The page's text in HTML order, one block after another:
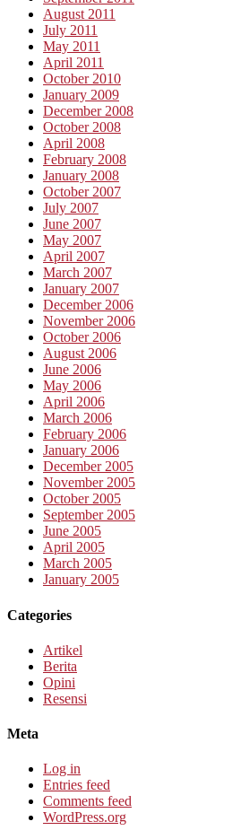
August 2011
July 2011
May 2011
April 2011
October 2010
January 2009
December 2008
October 2008
April 2008
February 2008
January 2008
October 2007
July 2007
June 2007
May 2007
April 2007
March 2007
January 2007
December 2006
November 2006
October 2006
August 2006
June 2006
May 2006
April 2006
March 2006
February 2006
January 2006
December 2005
November 2005
October 2005
September 2005
June 2005
April 2005
March 2005
January 2005
Categories
Artikel
Berita
Opini
Resensi
Meta
Log in
Entries feed
Comments feed
WordPress.org